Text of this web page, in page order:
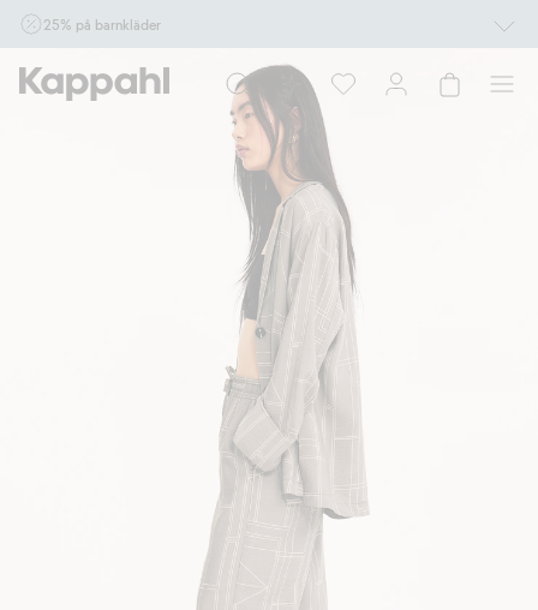
25% på barnkläder
10.00. Ej Newbie. Gäller för dig som är eller blir medlem. Kan ej kombineras med
andra rabatter eller erbjudanden.
Shoppa nu